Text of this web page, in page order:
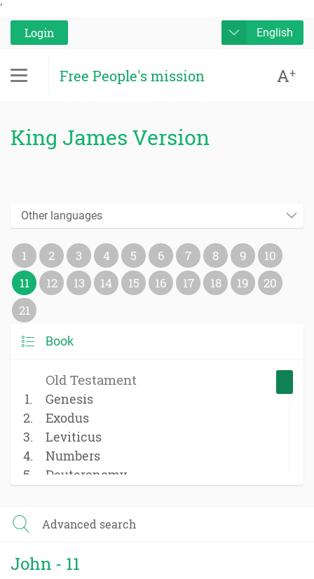
'
Login
English
Free People's mission A+
King James Version
Other languages
1 2 3 4 5 6 7 8 9
10
11
12 13 14 15 16 17 18 19
20
21
Book
Old Testament
Genesis
Exodus
Leviticus
Numbers
Deuteronomy
Ruth
2 Samuel
Advanced search
John - 11